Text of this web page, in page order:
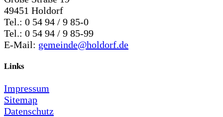
49451 Holdorf
Tel.: 0 54 94 / 9 85-0
Tel.: 0 54 94 / 9 85-99
E-Mail: gemeinde@holdorf.de
Links
Impressum
Sitemap
Datenschutz